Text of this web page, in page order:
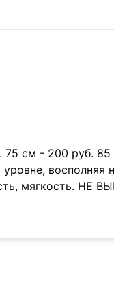
75 см - 200 руб.
восполняя
мягкость. НЕ